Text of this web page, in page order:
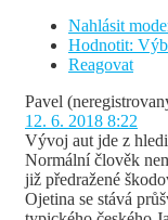
Nahlásit
Hodnotit:
Reagovat
Pavel
12. 6. 2018 8:22
Vývoj aut jde z
Normální člověk
již předražené
Ojetina se stává